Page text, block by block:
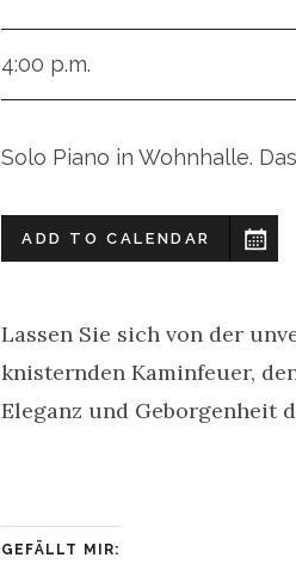
4:00 p.m.
Solo Piano in Wohnhalle.
ADD TO CALENDAR
Lassen Sie sich von der
knisternden Kaminfeuer,
Eleganz und Geborgenheit
GEFÄLLT MIR: